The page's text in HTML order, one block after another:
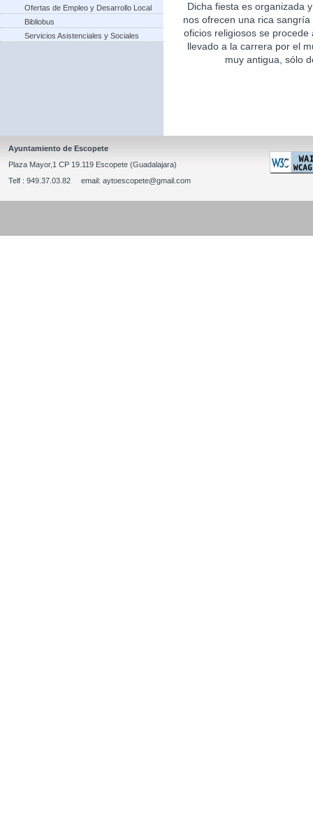
Ofertas de Empleo y Desarrollo Local
Bibliobus
Servicios Asistenciales y Sociales
Dicha fiesta es organizada
nos ofrecen una rica
oficios religiosos se
llevado a la carrera por el
muy antigua, sólo
Ayuntamiento de Escopete
Plaza Mayor,1 CP 19.119 Escopete (Guadalajara)
Telf : 949.37.03.82 email: aytoescopete@gmail.com